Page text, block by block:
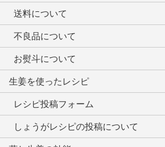
送料について
不良品について
お熨斗について
生姜を使ったレシピ
レシピ投稿フォーム
しょうがレシピの投稿について